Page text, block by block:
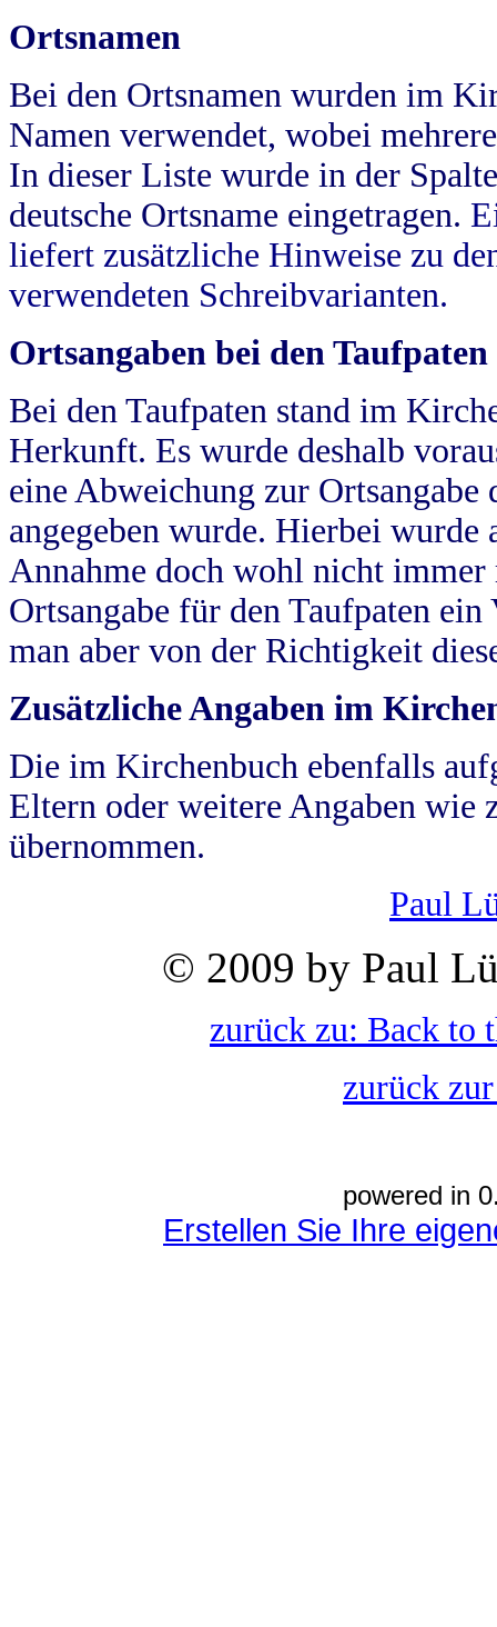
Ortsnamen
Bei den Ortsnamen wurden im
Namen verwendet, wobei
In dieser Liste wurde in der
deutsche Ortsname eingetragen.
liefert zusätzliche Hinweise zu
verwendeten Schreibvarianten.
Ortsangaben bei den Taufpaten
Bei den Taufpaten stand im
Herkunft. Es wurde deshalb
eine Abweichung zur
angegeben wurde. Hierbei wurde
Annahme doch wohl nicht
Ortsangabe für den Taufpaten
man aber von der Richtigkeit
Zusätzliche Angaben im
Die im Kirchenbuch ebenfalls
Eltern oder weitere Angaben wie
übernommen.
Paul
© 2009 by Paul
zurück zu: Back to
zurück
powered in
Erstellen Sie Ihre